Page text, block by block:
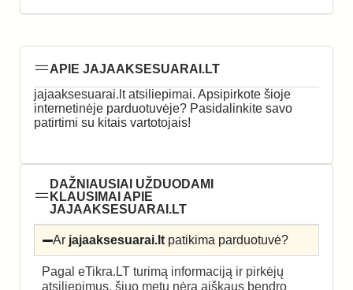
APIE JAJAAKSESUARAI.LT
jajaaksesuarai.lt atsiliepimai. Apsipirkote šioje
internetinėje parduotuvėje? Pasidalinkite savo
patirtimi su kitais vartotojais!
DAŽNIAUSIAI UŽDUODAMI
KLAUSIMAI APIE
JAJAAKSESUARAI.LT
Ar jajaaksesuarai.lt patikima parduotuvė?
Pagal eTikra.LT turimą informaciją ir pirkėjų
atsiliepimus, šiuo metu nėra aiškaus bendro